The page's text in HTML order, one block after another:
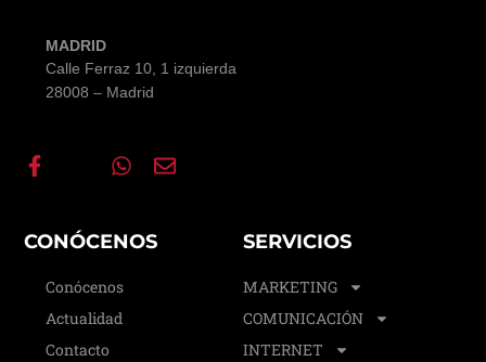
SERVICIOS
MARKETING
COMUNICACIÓN
INTERNET
CONÓCENOS
Conócenos
Actualidad
Contacto
MADRID
Calle Ferraz 10, 1 izquierda
28008 – Madrid